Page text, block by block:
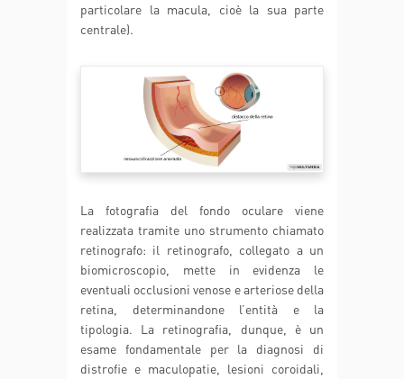
particolare la macula, cioè la sua parte
centrale).
La fotografia del fondo oculare viene
realizzata tramite uno strumento chiamato
retinografo: il retinografo, collegato a un
biomicroscopio, mette in evidenza le
eventuali occlusioni venose e arteriose della
retina, determinandone l’entità e la
tipologia. La retinografia, dunque, è un
esame fondamentale per la diagnosi di
distrofie e maculopatie, lesioni coroidali,